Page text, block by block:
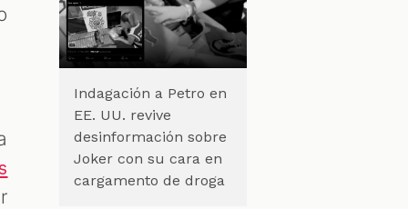
Indagación a Petro en
EE. UU. revive
desinformación sobre
Joker con su cara en
cargamento de droga